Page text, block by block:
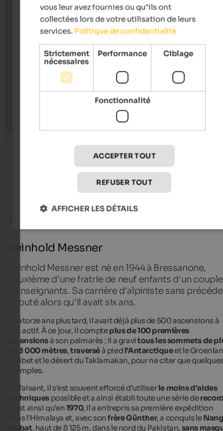
from 100 €
Gourmet hotel | Welsberg-Taisten at Mt. Kronplatz
Reinhold Messner
Reinhold Messner est né en 1944 à Bressanone,
deuxième d'une fratrie de neuf enfants d'un couple
d'enseignants. Sa carrière d'alpiniste sans
débuté alors qu'il avait six ans.
Quatorze ans plus tard, il avait déjà plus de 500 ascensions à
son actif. À ce jour, il compteplus de 100 premières
ascensionsà son palmarès ; il a gravitous les sommets de
de 8 000 mètres,traverséà piedl’Antarctiqueet le
le Tibet et le désert du Taklamakan, pour ne citer que
exemples.
Ce faisant, il s’est souvent efforcé d’utiliserle moins d’aides
techniques possible et a ainsi établi toute une série de
C’est ainsi qu’en1970, il a entrepris sa première expédition
dans l’Himalaya et, avec sonfrère Günther, a conquis le
Parbat, haut de 8 125 m, dans le nord du Pakistan, sans
vous leur avez fournies ou qu"ils ont
collectées lors de votre utilisation de leurs
services. Politique de confidentialité
Strictement
nécessaires
Performance Ciblage
Fonctionnalité
ACCEPTER TOUT
REFUSER TOUT
AFFICHER LES DÉTAILS